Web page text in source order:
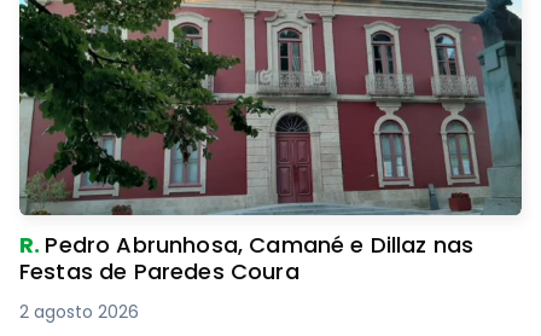
R. Pedro Abrunhosa, Camané e Dillaz nas
Festas de Paredes Coura
2 agosto 2026